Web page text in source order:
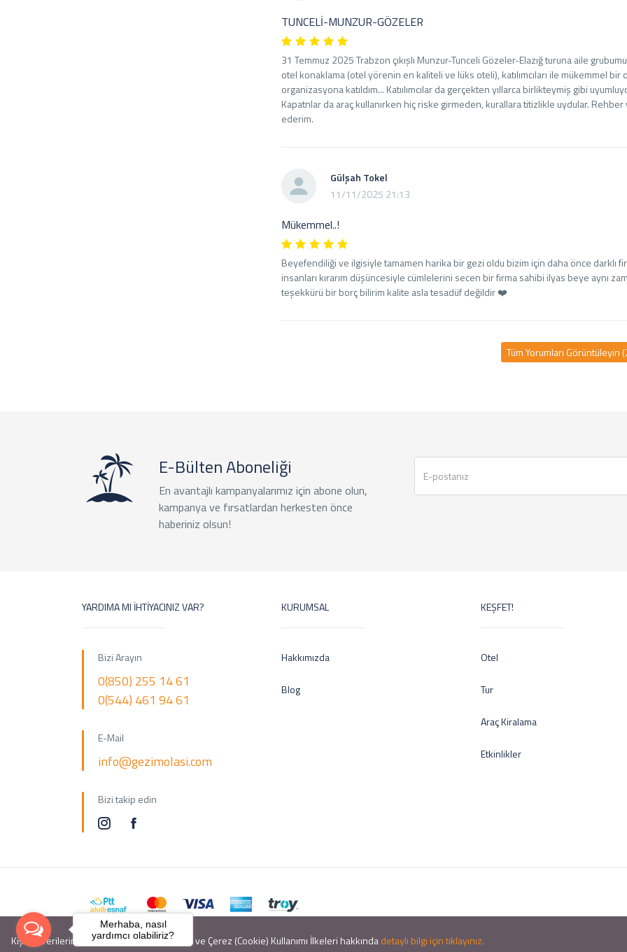
TUNCELİ-MUNZUR-GÖZELER
31 Temmuz 2025 Trabzon çıkışlı Munzur-Tunceli Gözeler-Elazığ turuna aile
otel konaklama (otel yörenin en kaliteli ve lüks oteli), katılımcıları ile mükemmel
organizasyona katıldım... Katıılımcılar da gerçekten yıllarca birlikteymiş gibi
Kapatnlar da araç kullanırken hiç riske girmeden, kurallara titizlikle uydular.
ederim.
Gülşah Tokel
11/11/2025 21:13
Mükemmel..!
Beyefendiliği ve ilgisiyle tamamen harika bir gezi oldu bizim için daha önce darklı
insanları kırarım düşüncesiyle cümlelerini secen bir firma sahibi ilyas beye aynı
teşekkürü bir borç bilirim kalite asla tesadüf değildir ❤️
Tüm Yorumları Görüntüleyin
E-Bülten Aboneliği
En avantajlı kampanyalarımız için abone olun,
kampanya ve fırsatlardan herkesten önce
haberiniz olsun!
YARDIMA MI İHTİYACINIZ VAR?
Bizi Arayın
0(850) 255 14 61
0(544) 461 94 61
E-Mail
info@gezimolasi.com
Bizi takip edin
KURUMSAL
Hakkımızda
Blog
KEŞFET!
Otel
Tur
Araç Kiralama
Etkinlikler
Copyright © 2018 Gezi Molası. Tüm Hakları Saklıdır.
Kişisel Verilerin Korunması, Gizlilik Politikası ve Çerez (Cookie) Kullanımı İlkeleri hakkındadetaylı bilgi için tıklayınız.
Merhaba, nasıl
yardımcı olabiliriz?